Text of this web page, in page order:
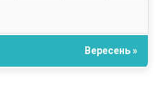
Вересень »